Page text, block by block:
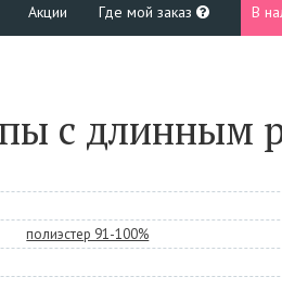
Акции Где мой заказ В
с длинным
полиэстер 91-100%